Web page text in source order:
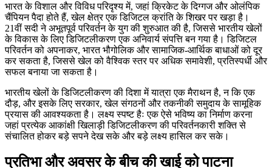
भारत के विशाल और विविध परिदृश्य में, जहां क्रिकेट के दिग्गज और ओलंपिक
चैंपियन पैदा होते हैं, खेल क्षेत्र एक डिजिटल क्रांति के शिखर पर खड़ा है।
21वीं सदी ने अभूतपूर्व परिवर्तन के युग की शुरुआत की है, जिससे भारतीय खेलों
के विकास के लिए डिजिटलीकरण एक अनिवार्य संपत्ति बन गया है। डिजिटल
परिवर्तन को अपनाकर, भारत भौगोलिक और सामाजिक-आर्थिक बाधाओं को दूर
कर सकता है, जिससे खेल को वैश्विक स्तर पर अधिक समावेशी, प्रतिस्पर्धी और
सफल बनाया जा सकता है।
भारतीय खेलों के डिजिटलीकरण की दिशा में यात्रा एक मैराथन है, न कि एक
दौड़, और इसके लिए सरकार, खेल संगठनों और तकनीकी समुदाय के सामूहिक
प्रयास की आवश्यकता है। लक्ष्य स्पष्ट हैः एक ऐसे भविष्य का निर्माण करना
जहां प्रत्येक आकांक्षी खिलाड़ी डिजिटलीकरण की परिवर्तनकारी शक्ति से
संचालित होकर बड़े सपने देख सके और बड़े लक्ष्य हासिल कर सके।
प्रतिभा और अवसर के बीच की खाई को पाटना